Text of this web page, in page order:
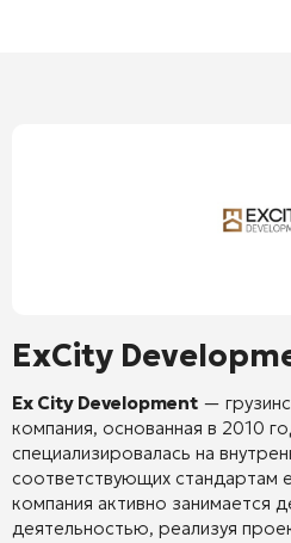
ExCity
Ex City Development —
компания, основанная в 2010
специализировалась на
соответствующих стандартам
компания активно занимается
деятельностью, реализуя